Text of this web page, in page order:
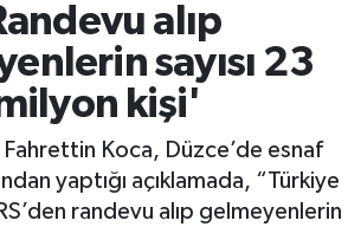
alıp
sayısı 23
kişi'
Fahrettin Koca, Düzce’de esnaf
yaptığı açıklamada, “Türkiye
randevu alıp gelmeyenlerin
Trafik Yoğunluk Haritası
Durumu ve Fikstür
Haberleri